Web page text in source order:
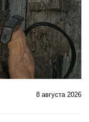
8 августа 2026